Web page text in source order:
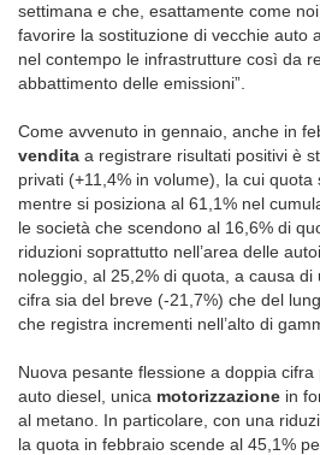
settimana e che, esattamente come
favorire la sostituzione di vecchie auto
nel contempo le infrastrutture così da
abbattimento delle emissioni”.
Come avvenuto in gennaio, anche in
vendita a registrare risultati positivi è
privati (+11,4% in volume), la cui quota
mentre si posiziona al 61,1% nel
le società che scendono al 16,6% di
riduzioni soprattutto nell’area delle
noleggio, al 25,2% di quota, a causa
cifra sia del breve (-21,7%) che del
che registra incrementi nell’alto di
Nuova pesante flessione a doppia
auto diesel, unica motorizzazione in
al metano. In particolare, con una
la quota in febbraio scende al 45,1%